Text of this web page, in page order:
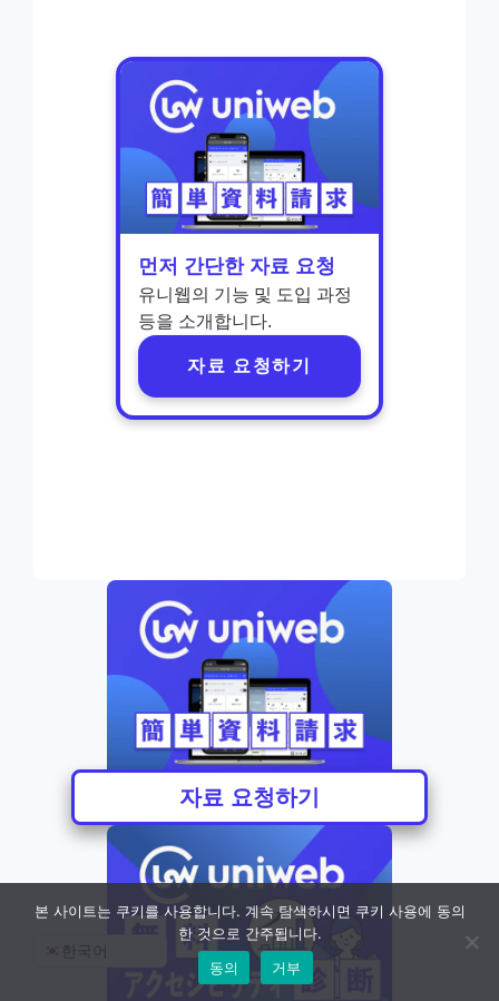
한국어
먼저 간단한 자료 요청
유니웹의 기능 및 도입 과정
등을 소개합니다.
자료 요청하기
자료 요청하기
본 사이트는 쿠키를 사용합니다. 계속 탐색하시면 쿠키 사용에 동의
한 것으로 간주됩니다.
동의
거부